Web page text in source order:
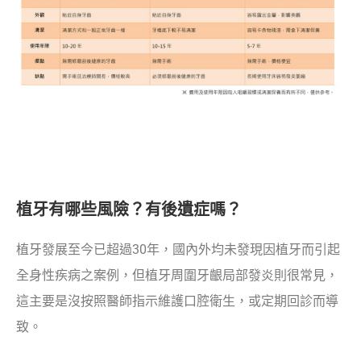
植牙有哪些風險？有後遺症嗎？
植牙發展至今已超過30年，國內外均未發現因植牙而引起
全身性疾病之案例，但植牙周圍牙齦局部發炎則很常見，
這主要是沒按照醫師指示維護口腔衛生，或定期回診而導
致。